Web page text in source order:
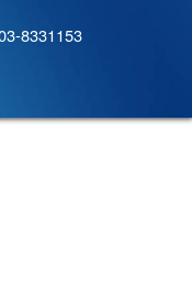
8331153